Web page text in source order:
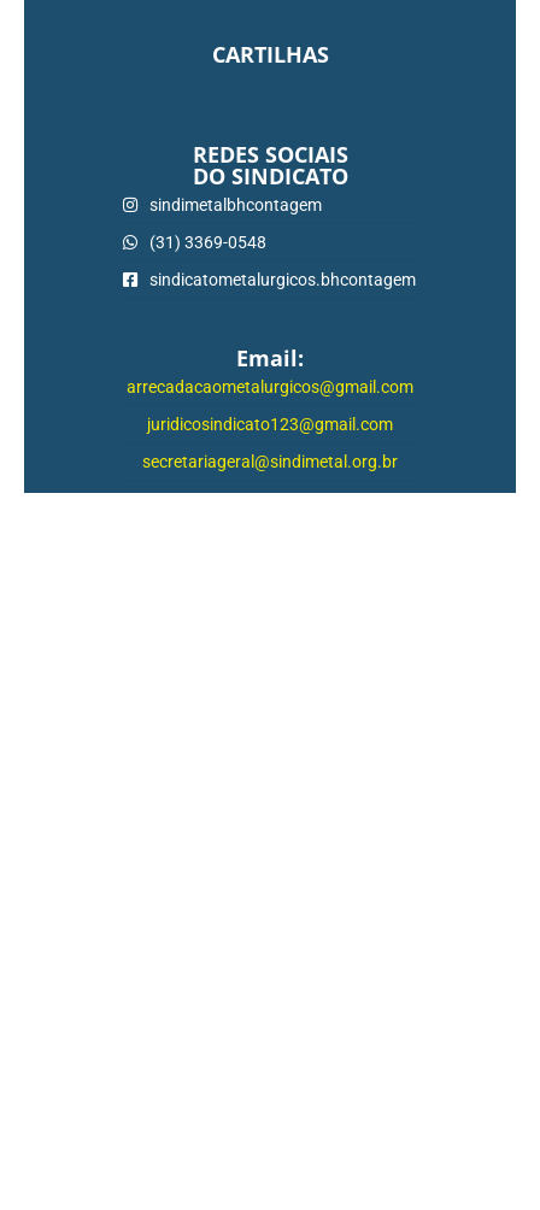
CARTILHAS
REDES SOCIAIS
DO SINDICATO
sindimetalbhcontagem
(31) 3369-0548
sindicatometalurgicos.bhcontagem
Email:
arrecadacaometalurgicos@gmail.com
juridicosindicato123@gmail.com
secretariageral@sindimetal.org.br